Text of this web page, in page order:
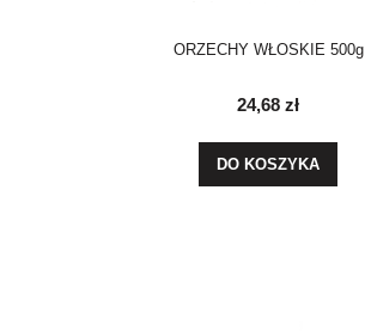
ORZECHY WŁOSKIE 500g
24,68 zł
DO KOSZYKA